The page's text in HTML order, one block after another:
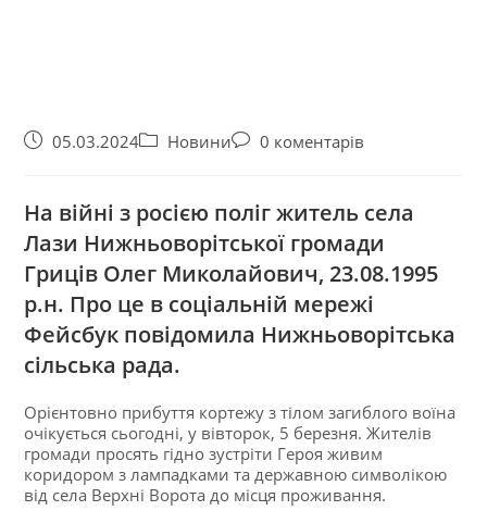
05.03.2024 Новини 0 коментарів
На війні з росією поліг житель села
Лази Нижньоворітської громади
Гриців Олег Миколайович, 23.08.1995
р.н. Про це в соціальній мережі
Фейсбук повідомила Нижньоворітська
сільська рада.
Орієнтовно прибуття кортежу з тілом загиблого воїна
очікується сьогодні, у вівторок, 5 березня. Жителів
громади просять гідно зустріти Героя живим
коридором з лампадками та державною символікою
від села Верхні Ворота до місця проживання.